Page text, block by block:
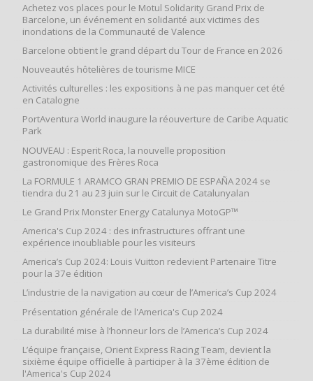
Achetez vos places pour le Motul Solidarity Grand Prix de
Barcelone, un événement en solidarité aux victimes des
inondations de la Communauté de Valence
Barcelone obtient le grand départ du Tour de France en 2026
Nouveautés hôtelières de tourisme MICE
Activités culturelles : les expositions à ne pas manquer cet été
en Catalogne
PortAventura World inaugure la réouverture de Caribe Aquatic
Park
NOUVEAU : Esperit Roca, la nouvelle proposition
gastronomique des Frères Roca
La FORMULE 1 ARAMCO GRAN PREMIO DE ESPAÑA 2024 se
tiendra du 21 au 23 juin sur le Circuit de Catalunyalan
Le Grand Prix Monster Energy Catalunya MotoGP™
America's Cup 2024 : des infrastructures offrant une
expérience inoubliable pour les visiteurs
America’s Cup 2024: Louis Vuitton redevient Partenaire Titre
pour la 37e édition
L’industrie de la navigation au cœur de l’America’s Cup 2024
Présentation générale de l'America's Cup 2024
La durabilité mise à l’honneur lors de l’America’s Cup 2024
L’équipe française, Orient Express Racing Team, devient la
sixième équipe officielle à participer à la 37ème édition de
l'America's Cup 2024